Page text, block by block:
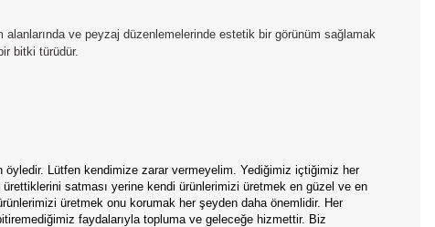
ve peyzaj düzenlemelerinde estetik bir görünüm sağlamak
bitki türüdür.
öyledir. Lütfen kendimize zarar vermeyelim. Yediğimiz içtiğimiz her
satması yerine kendi ürünlerimizi üretmek en güzel ve en
üretmek onu korumak her şeyden daha önemlidir. Her
faydalarıyla topluma ve geleceğe hizmettir. Biz